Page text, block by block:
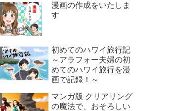
漫画の作成をいたしま
す
初めてのハワイ旅行記
～アラフォー夫婦の初
めてのハワイ旅行を漫
画で記録！～
マンガ版 クリアリング
の魔法で、おそろしい